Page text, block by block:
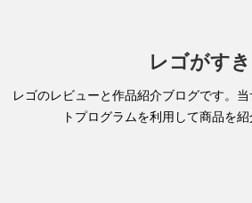
レゴがすき
レゴのレビューと作品紹介ブログです。
トプログラムを利用して商品を紹